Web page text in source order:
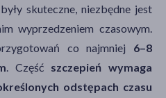
skuteczne, niezbędne jest
wyprzedzeniem czasowym.
co najmniej 6–8
. Część szczepień wymaga
odstępach czasu